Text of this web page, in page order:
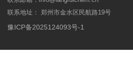
联系地址： 郑州市金水区民航路19号
豫ICP备2025124093号-1